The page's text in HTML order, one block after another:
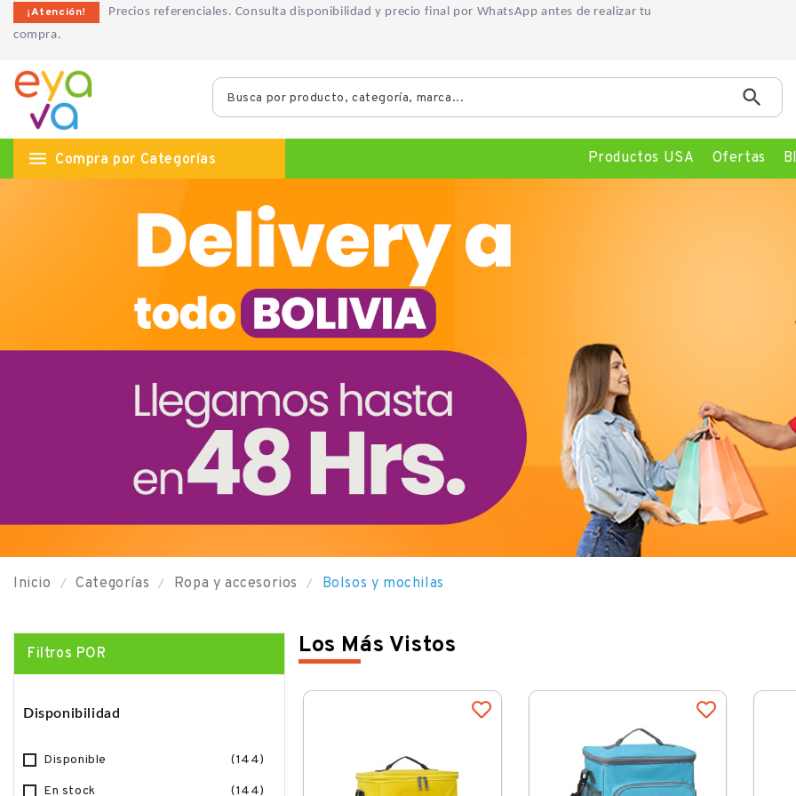
¡Atención! Precios referenciales. Consulta disponibilidad y precio final por WhatsApp antes de realizar tu
compra.

 Compra por Categorías Productos USA Ofertas
Inicio Categorías Ropa y accesorios Bolsos y mochilas
Filtros POR
Disponibilidad
Disponible (144)
En stock (144)
Los Más Vistos
Oferta